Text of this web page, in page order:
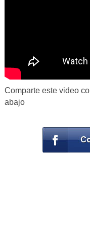
Comparte este video
abajo